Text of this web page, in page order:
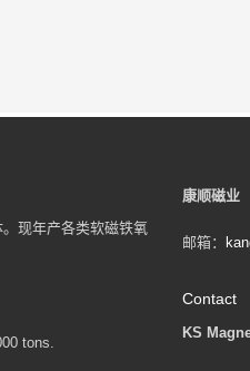
现年产各类软磁铁氧
tons.
康顺磁业
邮箱：
Contact
KS